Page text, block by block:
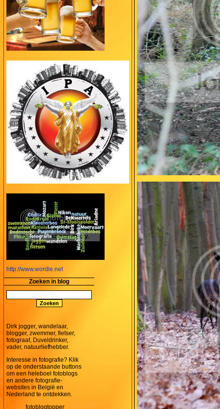
http://www.wordle.net
Zoeken in blog
Dirk jogger, wandelaar,
blogger, zwemmer, fietser,
fotograaf, Duveldrinker,
vader, natuurliefhebber.
Interesse in fotografie? Klik
op de onderstaande buttons
om een heleboel fotoblogs
en andere fotografie-
websites in België en
Nederland te ontdekken.